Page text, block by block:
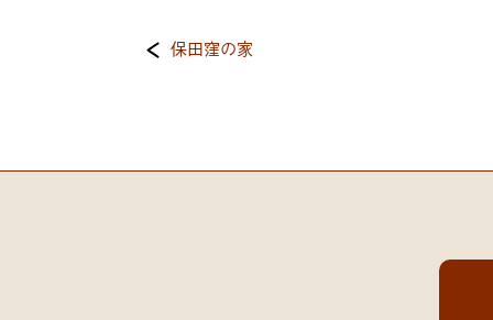
保田窪の家